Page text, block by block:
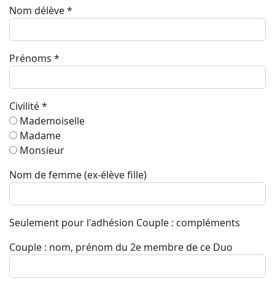
Nom délève*
Prénoms *
Civilité*
Mademoiselle
Madame
Monsieur
Nom de femme (ex-élève fille)
Seulement pour l'adhésion Couple : compléments
Couple : nom, prénom du 2e membre de ce Duo